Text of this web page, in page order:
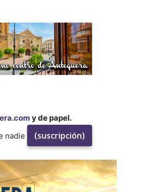
y de papel.
nadie
(suscripción)